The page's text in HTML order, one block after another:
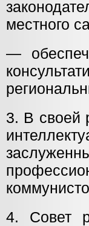
местного
—
3. В своей
4. Совет